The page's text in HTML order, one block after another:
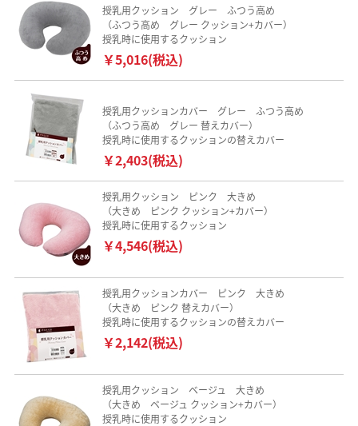
授乳用クッション グレー ふつう高め
（ふつう高め グレー クッション+カバー）
授乳時に使用するクッション
￥5,016(税込)
授乳用クッションカバー グレー ふつう高め
（ふつう高め グレー 替えカバー）
授乳時に使用するクッションの替えカバー
￥2,403(税込)
授乳用クッション ピンク 大きめ
（大きめ ピンク クッション+カバー）
授乳時に使用するクッション
￥4,546(税込)
授乳用クッションカバー ピンク 大きめ
（大きめ ピンク 替えカバー）
授乳時に使用するクッションの替えカバー
￥2,142(税込)
授乳用クッション ベージュ 大きめ
（大きめ ベージュ クッション+カバー）
授乳時に使用するクッション